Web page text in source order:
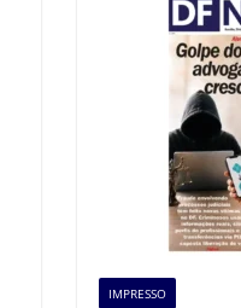
IMPRESSO